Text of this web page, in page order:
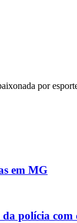
por
em MG
polícia com